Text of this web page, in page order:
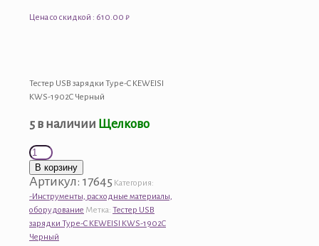
Цена со скидкой : 610.00 ₽
Тестер USB зарядки Type-C KEWEISI
KWS-1902C Черный
5 в наличии Щелково
Количество
товара
Тестер
USB
зарядки
C
В корзину
Артикул: 17645 Категория:
-Инструменты, расходные материалы,
оборудование Метка: Тестер USB
зарядки Type-C KEWEISI KWS-1902C
Черный